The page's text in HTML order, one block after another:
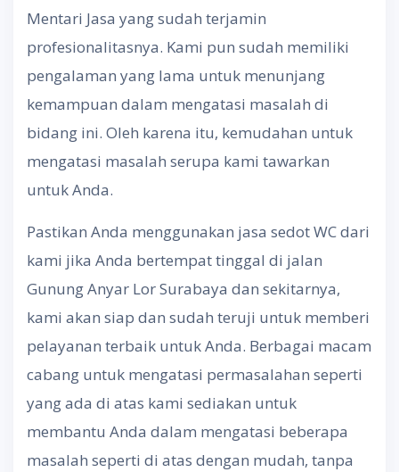
Mentari Jasa yang sudah terjamin
profesionalitasnya. Kami pun sudah memiliki
pengalaman yang lama untuk menunjang
kemampuan dalam mengatasi masalah di
bidang ini. Oleh karena itu, kemudahan untuk
mengatasi masalah serupa kami tawarkan
untuk Anda.
Pastikan Anda menggunakan jasa sedot WC dari
kami jika Anda bertempat tinggal di jalan
Gunung Anyar Lor Surabaya dan sekitarnya,
kami akan siap dan sudah teruji untuk memberi
pelayanan terbaik untuk Anda. Berbagai macam
cabang untuk mengatasi permasalahan seperti
yang ada di atas kami sediakan untuk
membantu Anda dalam mengatasi beberapa
masalah seperti di atas dengan mudah, tanpa